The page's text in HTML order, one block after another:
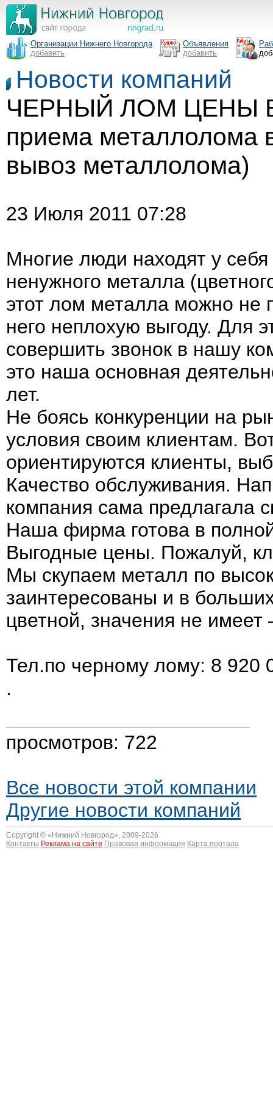
Организации Нижнего Новгорода
добавить
Объявления
добавить
Новости компаний
ЧЕРНЫЙ ЛОМ ЦЕНЫ
приема металлолома
вывоз металлолома)
23 Июля 2011 07:28
Многие люди находят у
ненужного металла
этот лом металла можно не
него неплохую выгоду. Для
совершить звонок в нашу
это наша основная
лет.
Не боясь конкуренции на
условия своим клиентам.
ориентируются клиенты,
Качество обслуживания.
компания сама предлагала
Наша фирма готова в
Выгодные цены. Пожалуй,
Мы скупаем металл по
заинтересованы и в
цветной, значения не
Тел.по черному лому: 8 920
.
просмотров: 722
Все новости этой компании
Другие новости компаний
Copyright © « Нижний Новгород», 2009-2026
Контакты Реклама на сайте Правовая информация Карта портала